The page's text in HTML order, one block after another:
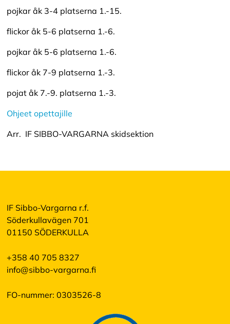
pojkar åk 3-4 platserna 1.-15.
flickor åk 5-6 platserna 1.-6.
pojkar åk 5-6 platserna 1.-6.
flickor åk 7-9 platserna 1.-3.
pojat åk 7.-9. platserna 1.-3.
Ohjeet opettajille
Arr. IF SIBBO-VARGARNA skidsektion
IF Sibbo-Vargarna r.f.
Söderkullavägen 701
01150 SÖDERKULLA
+358 40 705 8327
info@sibbo-vargarna.fi
FO-nummer: 0303526-8